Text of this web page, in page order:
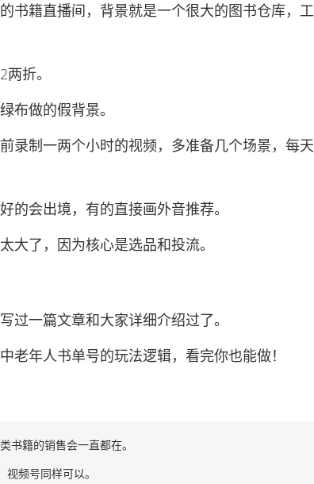
籍直播间，背景就是一个很大的图书仓库，工
折。
做的假背景。
制一两个小时的视频，多准备几个场景，每天
会出境，有的直接画外音推荐。
了，因为核心是选品和投流。
一篇文章和大家详细介绍过了。
年人书单号的玩法逻辑，看完你也能做！
书籍的销售会一直都在。
频号同样可以。